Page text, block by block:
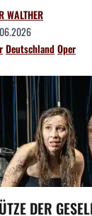
WALTHER
DeutschlandOper
DER